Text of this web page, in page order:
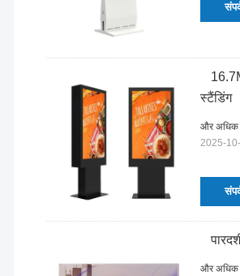
स्टैंडिंग
और अधिक
2025-
और अधिक